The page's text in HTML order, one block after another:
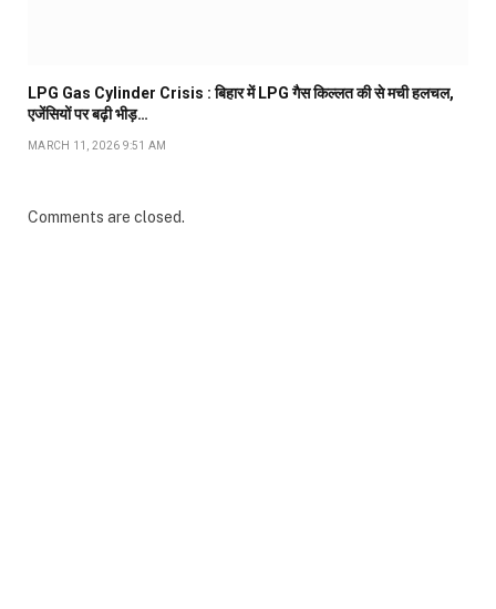
LPG Gas Cylinder Crisis : बिहार में LPG गैस किल्लत की से मची हलचल,
एजेंसियों पर बढ़ी भीड़…
MARCH 11, 2026 9:51 AM
Comments are closed.